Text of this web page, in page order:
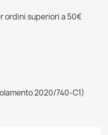
ordini superiori a 50€
2020/740-C1)